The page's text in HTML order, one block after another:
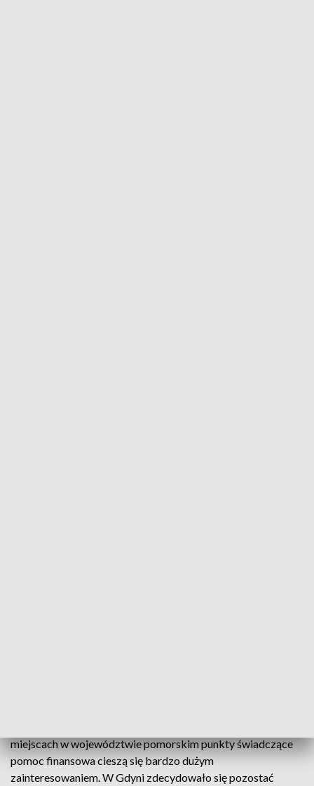
miejscach w województwie pomorskim punkty świadczące
pomoc finansowa cieszą się bardzo dużym
zainteresowaniem. W Gdyni zdecydowało się pozostać